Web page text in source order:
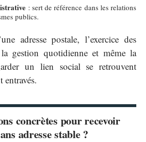
: sert de référence dans les relations
publics.
adresse postale, l’exercice des
gestion quotidienne et même la
un lien social se retrouvent
entravés.
concrètes pour recevoir
adresse stable ?